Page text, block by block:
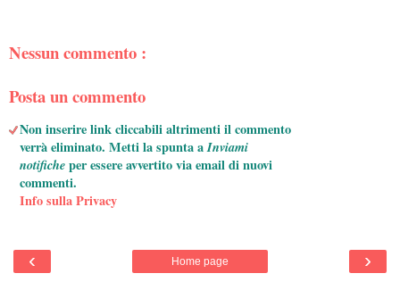
Nessun commento :
Posta un commento
Non inserire link cliccabili altrimenti il commento
verrà eliminato. Metti la spunta aInviami
notificheper essere avvertito via email di nuovi
commenti.
Info sulla Privacy
‹ ›
Home page